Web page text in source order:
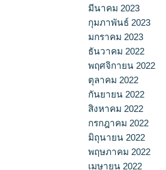
มีนาคม 2023
กุมภาพันธ์ 2023
มกราคม 2023
ธันวาคม 2022
พฤศจิกายน 2022
ตุลาคม 2022
กันยายน 2022
สิงหาคม 2022
กรกฎาคม 2022
มิถุนายน 2022
พฤษภาคม 2022
เมษายน 2022